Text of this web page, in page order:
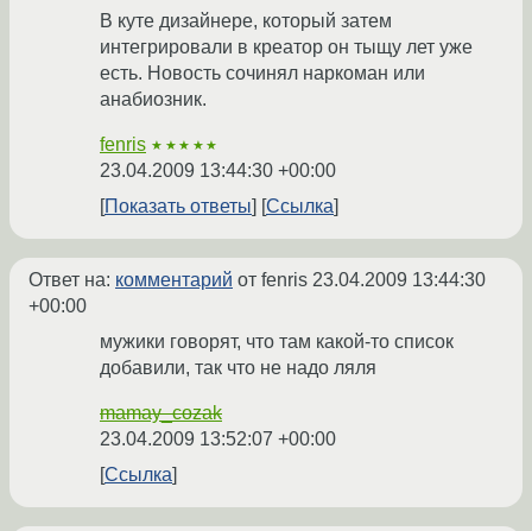
В куте дизайнере, который затем
интегрировали в креатор он тыщу лет уже
есть. Новость сочинял наркоман или
анабиозник.
fenris ★★★★★
23.04.2009 13:44:30 +00:00
Показать ответы
Ссылка
Ответ на: комментарий от fenris 23.04.2009 13:44:30
+00:00
мужики говорят, что там какой-то список
добавили, так что не надо ляля
mamay_cozak
23.04.2009 13:52:07 +00:00
Ссылка